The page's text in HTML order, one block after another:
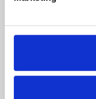
zu, dass meine
Hinweis: Sie können
an info@hegerich-